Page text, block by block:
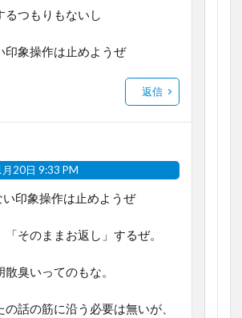
るつもりもないし
印象操作は止めようぜ
返信
20日 9:33 PM
い印象操作は止めようぜ
「そのままお返し」するぜ。
臭いってのもな。
の話の筋に沿う必要は無いが、